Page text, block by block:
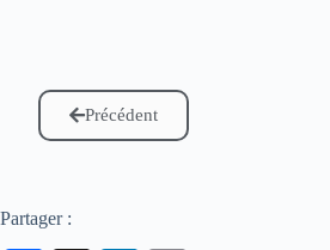
Précédent
Partager :